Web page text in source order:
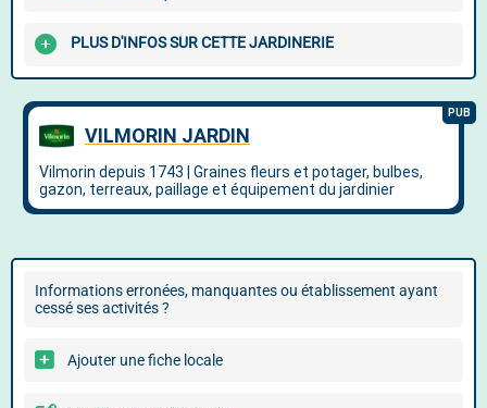
PLUS D'INFOS SUR CETTE JARDINERIE
Informations erronées, manquantes ou établissement ayant
cessé ses activités ?
Ajouter une fiche locale